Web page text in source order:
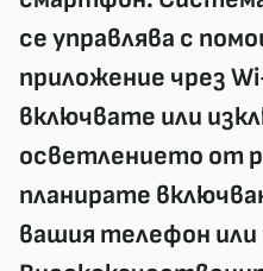
се управлява с
приложение чрез
включвате или
осветлението от
планирате
вашия телефон